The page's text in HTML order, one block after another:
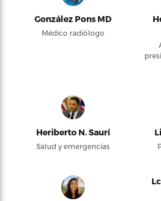
González Pons MD
Médico radiólogo
Heriberto N. Saurí
Salud y emergencias